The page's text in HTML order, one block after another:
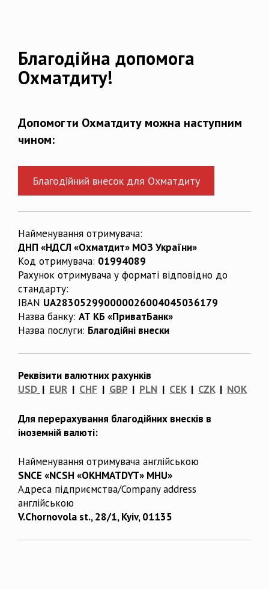
Благодійна допомога
Охматдиту!
Допомогти Охматдиту можна наступним
чином:
Благодійний внесок для Охматдиту
Найменування отримувача:
ДНП «НДСЛ «Охматдит» МОЗ України»
Код отримувача: 01994089
Рахунок отримувача у форматі відповідно до
стандарту:
IBAN UA283052990000026004045036179
Назва банку: АТ КБ «ПриватБанк»
Назва послуги: Благодійні внески
Реквізити валютних рахунків
USD | EUR | CHF | GBP| PLN | CEK| CZK| NOK
Для перерахування благодійних внесків в
іноземній валюті:
Найменування отримувача англійською
SNCE «NCSH «OKHMATDYT» MHU»
Адреса підприємства/Company address
англійською
V.Chornovola st., 28/1, Kyiv, 01135